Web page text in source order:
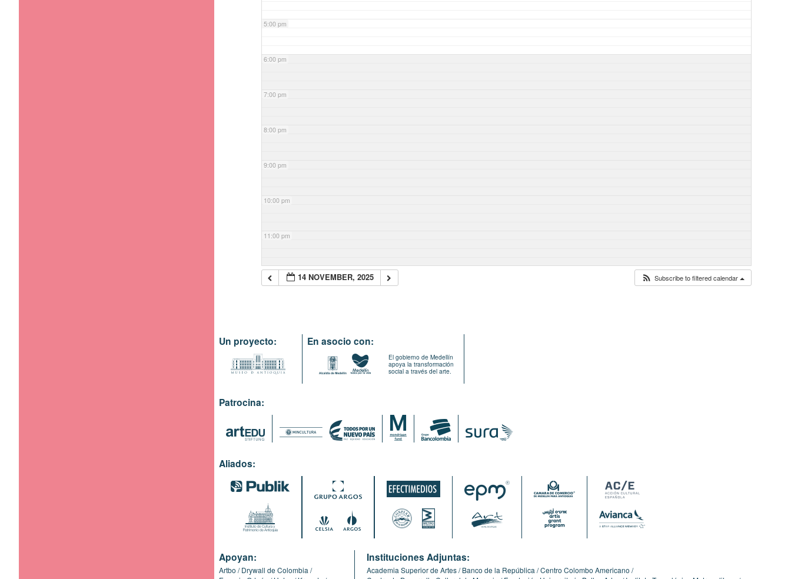
5:00 pm
6:00 pm
7:00 pm
8:00 pm
9:00 pm
10:00 pm
11:00 pm
14 NOVEMBER, 2025 Subscribe to filtered calendar
Un proyecto: En asocio con:
El gobierno de Medellín
apoya la transformación
social a través del arte.
Patrocina:
Aliados:
Apoyan:
Artbo
Drywall de Colombia
Instituciones Adjuntas:
Academia Superior de Artes Banco de la República Centro Colombo Americano